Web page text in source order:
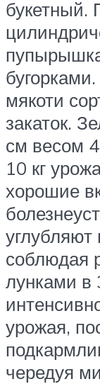
мякоти
закаток.
см весом
10 кг
хорошие
углубляют
соблюдая
лунками в
урожая,
чередуя